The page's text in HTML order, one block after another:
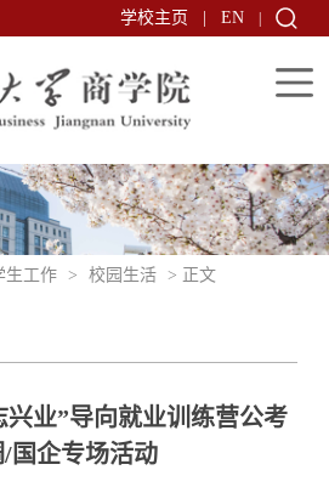
学校主页 EN
生工作 > 校园生活 > 正文
兴业”导向就业训练营公考
/国企专场活动